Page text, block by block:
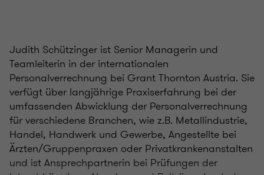
Judith Schützinger ist Senior Managerin und
Teamleiterin in der internationalen
Personalverrechnung bei Grant Thornton Austria. Sie
verfügt über langjährige Praxiserfahrung bei der
umfassenden Abwicklung der Personalverrechnung
für verschiedene Branchen, wie z.B. Metallindustrie,
Handel, Handwerk und Gewerbe, Angestellte bei
Ärzten/Gruppenpraxen oder Privatkrankenanstalten
und ist Ansprechpartnerin bei Prüfungen der